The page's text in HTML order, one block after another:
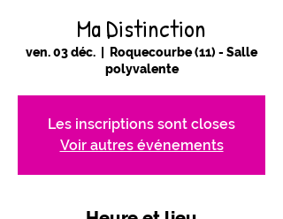
Ma Distinction
ven. 03 déc.
Roquecourbe (11) - Salle
polyvalente
Les inscriptions sont closes
Voir autres événements